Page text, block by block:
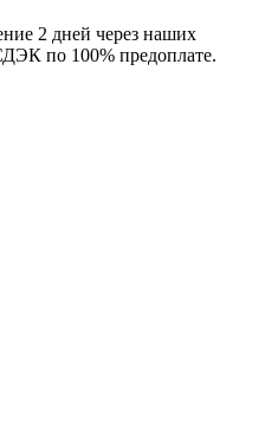
2 дней через наших
по 100% предоплате.